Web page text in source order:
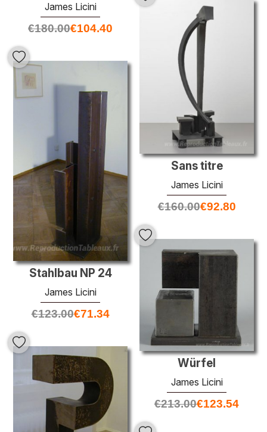
James Licini
€180.00€104.40
Sans titre
James Licini
€160.00€92.80
Stahlbau NP 24
James Licini
€123.00€71.34
Würfel
James Licini
€213.00€123.54